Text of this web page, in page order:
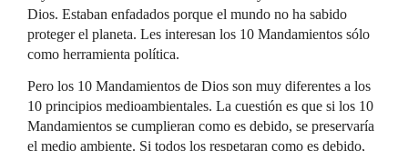
Dios. Estaban enfadados porque el mundo no ha sabido
proteger el planeta. Les interesan los 10 Mandamientos sólo
como herramienta política.
Pero los 10 Mandamientos de Dios son muy diferentes a los
10 principios medioambientales. La cuestión es que si los 10
Mandamientos se cumplieran como es debido, se preservaría
el medio ambiente. Si todos los respetaran como es debido,